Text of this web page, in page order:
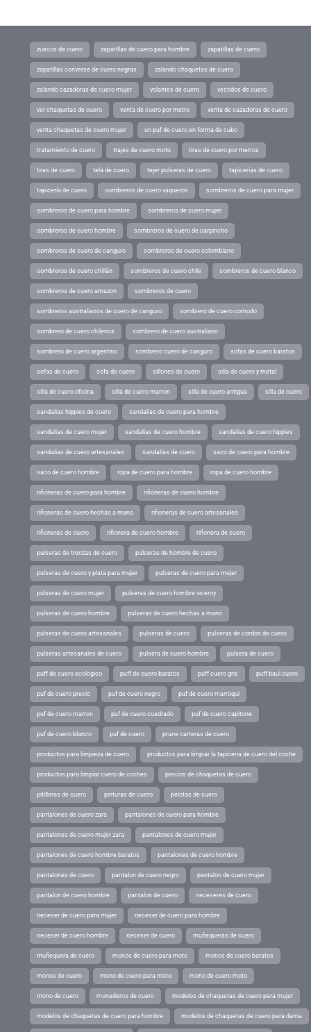
zuecos de cuero zapatillas de cuero para hombre zapatillas de cuero
zapatillas converse de cuero negras zalando chaquetas de cuero
zalando cazadoras de cuero mujer volantes de cuero vestidos de cuero
ver chaquetas de cuero venta de cuero por metro venta de cazadoras de cuero
venta chaquetas de cuero mujer un puf de cuero en forma de cubo
tratamiento de cuero trajes de cuero moto tiras de cuero por metros
tiras de cuero tela de cuero tejer pulseras de cuero tapicerias de cuero
tapicería de cuero sombreros de cuero vaqueros sombreros de cuero para mujer
sombreros de cuero para hombre sombreros de cuero mujer
sombreros de cuero hombre sombreros de cuero de carpincho
sombreros de cuero de canguro sombreros de cuero colombiano
sombreros de cuero chillán sombreros de cuero chile sombreros de cuero blanco
sombreros de cuero amazon sombreros de cuero
sombreros australianos de cuero de canguro sombrero de cuero comodo
sombrero de cuero chilenos sombrero de cuero australiano
sombrero de cuero argentino sombrero cuero de canguro sofas de cuero baratos
sofas de cuero sofa de cuero sillones de cuero silla de cuero y metal
silla de cuero oficina silla de cuero marron silla de cuero antigua silla de cuero
sandalias hippies de cuero sandalias de cuero para hombre
sandalias de cuero mujer sandalias de cuero hombre sandalias de cuero hippies
sandalias de cuero artesanales sandalias de cuero saco de cuero para hombre
saco de cuero hombre ropa de cuero para hombre ropa de cuero hombre
riñoneras de cuero para hombre riñoneras de cuero hombre
riñoneras de cuero hechas a mano riñoneras de cuero artesanales
riñoneras de cuero riñonera de cuero hombre riñonera de cuero
pulseras de trenzas de cuero pulseras de hombre de cuero
pulseras de cuero y plata para mujer pulseras de cuero para mujer
pulseras de cuero mujer pulseras de cuero hombre viceroy
pulseras de cuero hombre pulseras de cuero hechas a mano
pulseras de cuero artesanales pulseras de cuero pulseras de cordon de cuero
pulseras artesanales de cuero pulsera de cuero hombre pulsera de cuero
puff de cuero ecologico puff de cuero baratos puff cuero gris puff baul cuero
puf de cuero precio puf de cuero negro puf de cuero marroqui
puf de cuero marron puf de cuero cuadrado puf de cuero capitone
puf de cuero blanco puf de cuero prune carteras de cuero
productos para limpieza de cuero productos para limpiar la tapiceria de cuero del coche
productos para limpiar cuero de coches precios de chaquetas de cuero
pitilleras de cuero pinturas de cuero pelotas de cuero
pantalones de cuero zara pantalones de cuero para hombre
pantalones de cuero mujer zara pantalones de cuero mujer
pantalones de cuero hombre baratos pantalones de cuero hombre
pantalones de cuero pantalon de cuero negro pantalon de cuero mujer
pantalon de cuero hombre pantalon de cuero neceseres de cuero
neceser de cuero para mujer neceser de cuero para hombre
neceser de cuero hombre neceser de cuero muñequeras de cuero
muñequera de cuero monos de cuero para moto monos de cuero baratos
monos de cuero mono de cuero para moto mono de cuero moto
mono de cuero monederos de cuero modelos de chaquetas de cuero para mujer
modelos de chaquetas de cuero para hombre modelos de chaquetas de cuero para dama